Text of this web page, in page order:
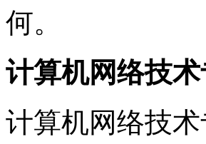
何。
计算机网络技
计算机网络技